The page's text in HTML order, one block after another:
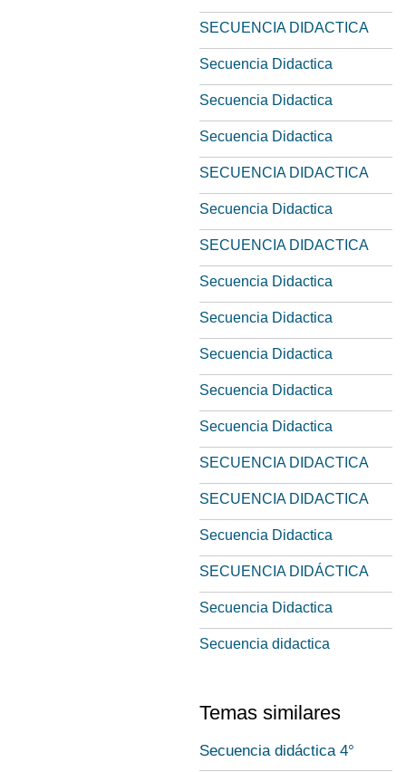
SECUENCIA DIDACTICA
Secuencia Didactica
Secuencia Didactica
Secuencia Didactica
SECUENCIA DIDACTICA
Secuencia Didactica
SECUENCIA DIDACTICA
Secuencia Didactica
Secuencia Didactica
Secuencia Didactica
Secuencia Didactica
Secuencia Didactica
SECUENCIA DIDACTICA
SECUENCIA DIDACTICA
Secuencia Didactica
SECUENCIA DIDÁCTICA
Secuencia Didactica
Secuencia didactica
Temas similares
Secuencia didáctica 4°